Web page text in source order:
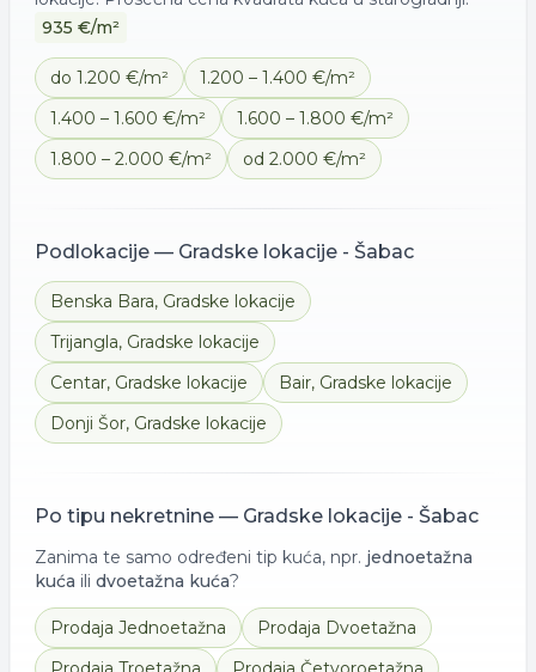
935 €/m²
do 1.200 €/m²
1.200 – 1.400 €/m²
1.400 – 1.600 €/m²
1.600 – 1.800 €/m²
1.800 – 2.000 €/m²
od 2.000 €/m²
Podlokacije — Gradske lokacije - Šabac
Benska Bara, Gradske lokacije
Trijangla, Gradske lokacije
Centar, Gradske lokacije Bair, Gradske lokacije
Donji Šor, Gradske lokacije
Po tipu nekretnine — Gradske lokacije - Šabac
Zanima te samo određeni tip kuća, npr. jednoetažna
kuća ili dvoetažna kuća?
Prodaja Jednoetažna Prodaja Dvoetažna